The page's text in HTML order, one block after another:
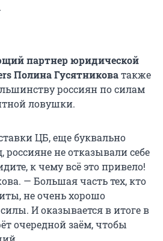
партнер юридической
Полина Гусятниковатакже
россиян по силам
ловушки.
ЦБ, еще буквально
россияне не отказывали себе
к чему всё это привело!
— Большая часть тех, кто
не очень хорошо
И оказывается в итоге в
очередной заём, чтобы